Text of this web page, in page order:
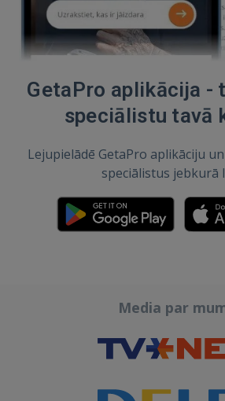
GetaPro aplikācija -
speciālistu tavā
Lejupielādē GetaPro aplikāciju
speciālistus jebkurā
Media par